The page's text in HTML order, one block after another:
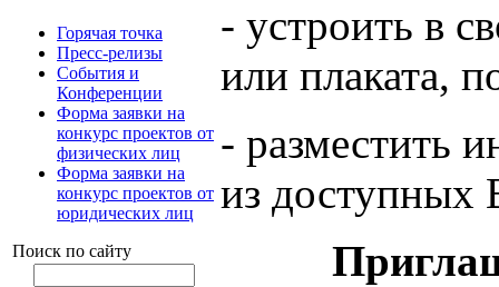
Горячая точка
Пресс-релизы
События и
Конференции
Форма заявки на
конкурс проектов от
физических лиц
Форма заявки на
конкурс проектов от
юридических лиц
Поиск по сайту
- устроить в
или плаката,
- разместить
из доступных